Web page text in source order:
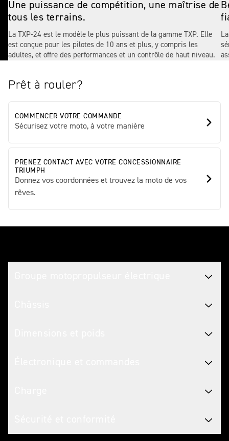
Une puissance de compétition, une maîtrise de
tous les terrains.
La TXP-24 est le modèle le plus puissant de la gamme TXP. Elle
est conçue pour les pilotes de 10 ans et plus, y compris les
adultes, et offre des performances et un contrôle de haut niveau.
Prêt à rouler?
COMMENCER VOTRE COMMANDE
Sécurisez votre moto, à votre manière
PRENEZ CONTACT AVEC VOTRE CONCESSIONNAIRE
TRIUMPH
Donnez vos coordonnées et trouvez la moto de vos
rêves.